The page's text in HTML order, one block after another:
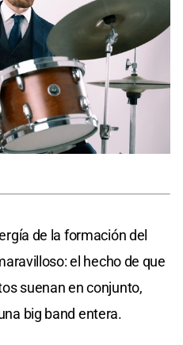
de la formación del
el hecho de que
suenan en conjunto,
big band entera.